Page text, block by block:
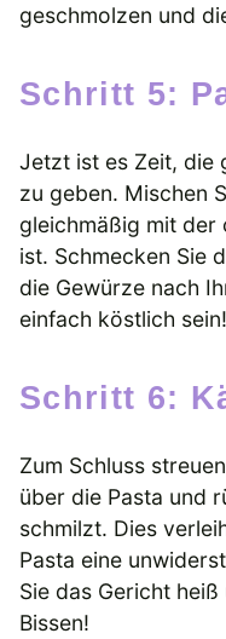
geschmolzen und
Schritt 5:
Jetzt ist es Zeit, die
zu geben. Mischen
gleichmäßig mit der
ist. Schmecken Sie
die Gewürze nach
einfach köstlich sein!
Schritt 6:
Zum Schluss
über die Pasta und
schmilzt. Dies
Pasta eine
Sie das Gericht
Bissen!